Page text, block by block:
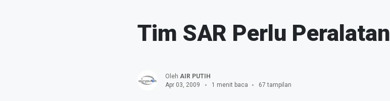
Tim SAR Perlu Peralatan
Oleh AIR PUTIH
Apr 03, 2009
1 menit baca 67 tampilan